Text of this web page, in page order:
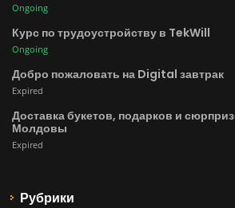
Ongoing
Курс по трудоустройству в TekWill
Ongoing
Добро пожаловать на Digital завтрак
Expired
Доставка букетов, подарков и
Молдовы
Expired
Рубрики